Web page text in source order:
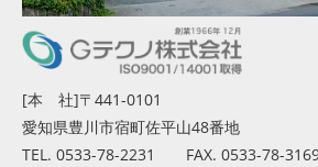
[本 社]〒441-0101
愛知県豊川市宿町佐平山48番地
TEL. 0533-78-2231 FAX. 0533-78-